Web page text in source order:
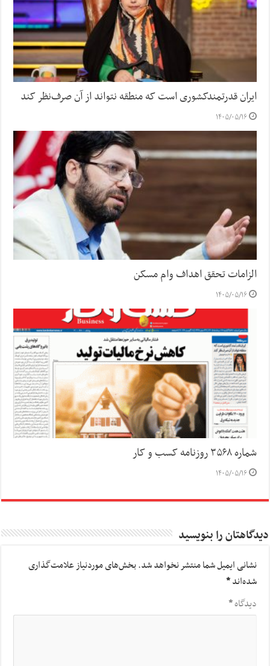
ایران قدرتمندکشوری است که منطقه نتواند از آن صرف‌نظر کند
۱۴۰۵/۰۵/۱۶
الزامات تحقق اهداف وام مسکن
۱۴۰۵/۰۵/۱۶
شماره ۳۵۶۸ روزنامه کسب و کار
۱۴۰۵/۰۵/۱۶
دیدگاهتان را بنویسید
نشانی ایمیل شما منتشر نخواهد شد.بخش‌های موردنیاز علامت‌گذاری
شده‌اند*
دیدگاه*